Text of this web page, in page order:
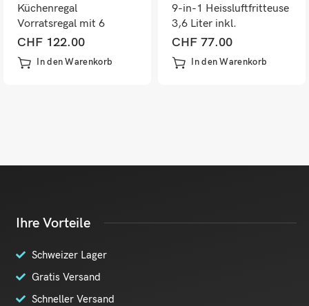
Küchenregal
Vorratsregal mit 6
Ablagen IndustrialVIBE
CHF 122.00
In den Warenkorb
9-in-1 Heissluftfritteuse
3,6 Liter inkl.
Rezeptheft
CHF 77.00
In den Warenkorb
Ihre Vorteile
Schweizer Lager
Gratis Versand
Schneller Versand